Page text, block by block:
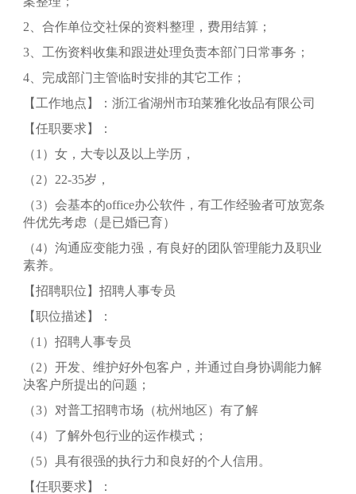
2、合作单位交社保的资料整理，费用结算；
3、工伤资料收集和跟进处理负责本部门日常事务；
4、完成部门主管临时安排的其它工作；
【工作地点】：浙江省湖州市珀莱雅化妆品有限公司
【任职要求】：
（1）女，大专以及以上学历，
（2）22-35岁，
（3）会基本的office办公软件，有工作经验者可放宽条
件优先考虑（是已婚已育）
（4）沟通应变能力强，有良好的团队管理能力及职业
素养。
【招聘职位】招聘人事专员
【职位描述】：
（1）招聘人事专员
（2）开发、维护好外包客户，并通过自身协调能力解
决客户所提出的问题；
（3）对普工招聘市场（杭州地区）有了解
（4）了解外包行业的运作模式；
（5）具有很强的执行力和良好的个人信用。
【任职要求】：